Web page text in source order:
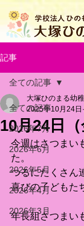
記事
全ての記事
2026年7月
2026年6月
2026年5月
2026年4月
2026年3月
全ての記事
10月24日（
大塚ひのまる幼
2025年10月24日
今週はさつまい
た。
つるにたくさん
喜びの子どもた
年長組さつまい